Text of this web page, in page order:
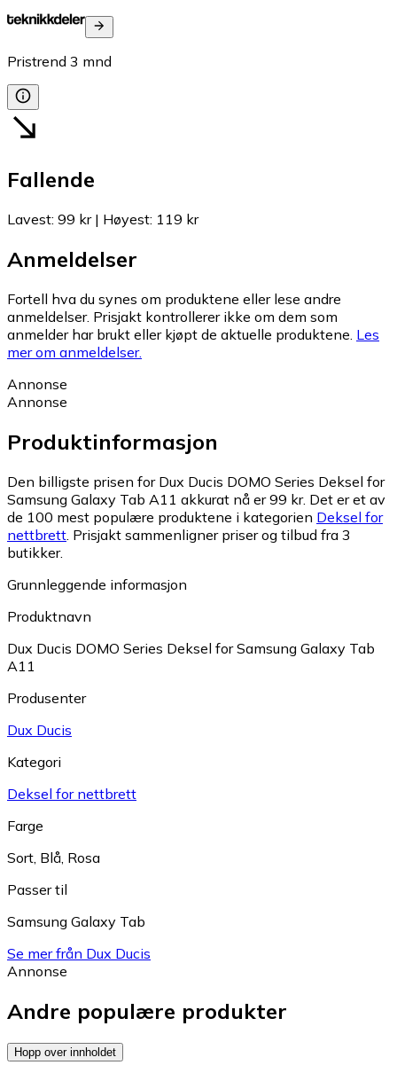
Pristrend 3 mnd
Fallende
Lavest: 99 kr| Høyest: 119 kr
Anmeldelser
Fortell hva du synes om produktene eller lese andre
anmeldelser. Prisjakt kontrollerer ikke om dem som
anmelder har brukt eller kjøpt de aktuelle produktene. Les
mer om anmeldelser.
Annonse
Annonse
Produktinformasjon
Den billigste prisen for Dux Ducis DOMO Series Deksel for
Samsung Galaxy Tab A11 akkurat nå er 99 kr. Det er et av
de 100 mest populære produktene i kategorien Deksel for
nettbrett. Prisjakt sammenligner priser og tilbud fra 3
butikker.
Grunnleggende informasjon
Produktnavn
Dux Ducis DOMO Series Deksel for Samsung Galaxy Tab
A11
Produsenter
Dux Ducis
Kategori
Deksel for nettbrett
Farge
Sort, Blå, Rosa
Passer til
Samsung Galaxy Tab
Se mer från Dux Ducis
Annonse
Andre populære produkter
Hopp over innholdet